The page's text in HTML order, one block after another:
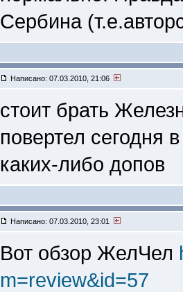
Сербина
Написано: 07.03.2010, 21:06
стоит брать
повертел сегодня
каких-либо допов
Написано: 07.03.2010, 23:01
Вот обзор ЖелЧел
m=review&id=57